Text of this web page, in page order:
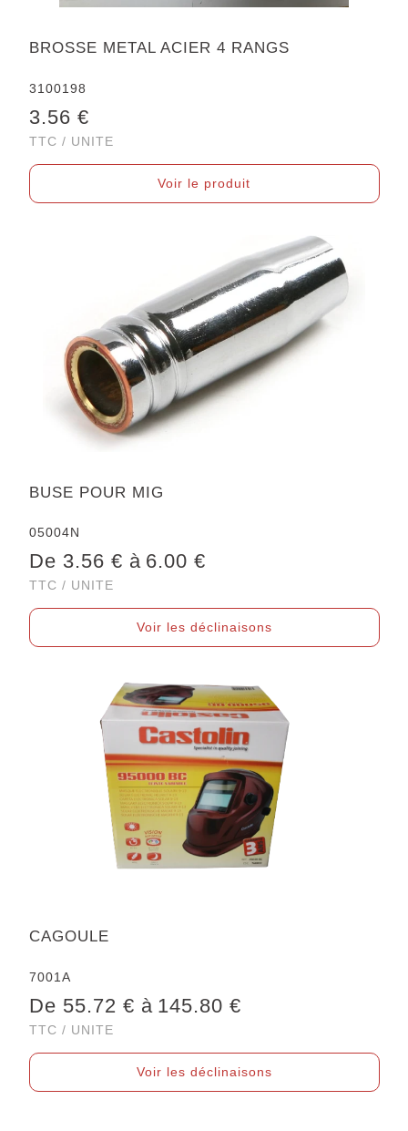
BROSSE METAL ACIER 4 RANGS
3100198
3.56 €
TTC / UNITE
Voir le produit
BUSE POUR MIG
05004N
De 3.56 € à 6.00 €
TTC / UNITE
Voir les déclinaisons
CAGOULE
7001A
De 55.72 € à 145.80 €
TTC / UNITE
Voir les déclinaisons